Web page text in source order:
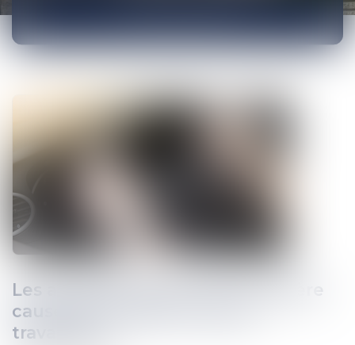
Les accidents de la route, première
cause de mortalité chez les
travailleurs